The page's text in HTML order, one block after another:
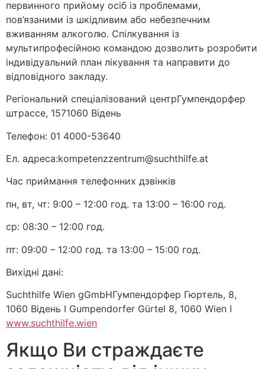
первинного прийому осіб із проблемами,
пов’язаними із шкідливим або небезпечним
вживанням алкоголю. Спілкування із
мультипрофесійною командою дозволить розробити
індивідуальний план лікування та направити до
відповідного закладу.
Регіональний спеціалізований центрГумпендорфер
штрассе, 1571060 Відень
Телефон: 01 4000-53640
Ел. адреса:kompetenzzentrum@suchthilfe.at
Час приймання телефонних дзвінків
пн, вт, чт: 9:00 – 12:00 год. та 13:00 – 16:00 год.
ср: 08:30 – 12:00 год.
пт: 09:00 – 12:00 год. та 13:00 – 15:00 год.
Вихідні дані:
Suchthilfe Wien gGmbHГумпендорфер Гюртель, 8,
1060 Відень I Gumpendorfer Gürtel 8, 1060 Wien I
www.suchthilfe.wien
Якщо Ви страждаєте